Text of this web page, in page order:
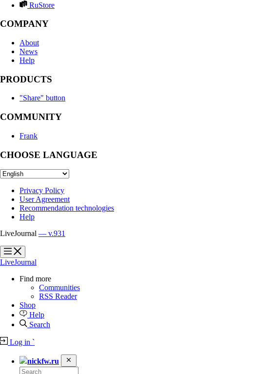
RuStore
COMPANY
About
News
Help
PRODUCTS
"Share" button
COMMUNITY
Frank
CHOOSE LANGUAGE
Privacy Policy
User Agreement
Recommendation technologies
Help
LiveJournal — v.931
?
?
LiveJournal
Find more
Communities
RSS Reader
Shop
Help
Search
Log in `
nickfw.ru